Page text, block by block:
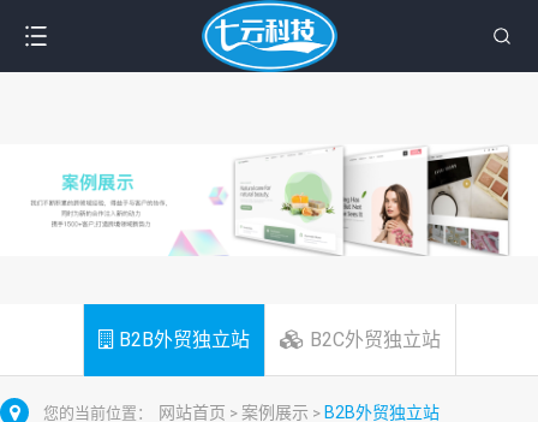
B2B外贸独立站 B2C外贸独立站
您的当前位置： 网站首页 > 案例展示 > B2B外贸独立站